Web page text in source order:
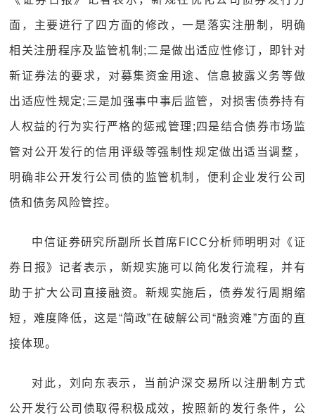
面，主要进行了四方面的修改，一是落实注册制，明确
相关注册程序及监管机制;二是做出适应性修订，即针对
新证券法的要求，对募集资金用途、信息披露义务等做
出适应性规定;三是加强事中事后监管，对损害债券持有
人权益的行为实行严格的惩戒管理;四是结合债券市场监
管对公开发行的信用评级等强制性规定做出适当调整，
明确非公开发行公司债的监管机制，便利企业发行公司
债和债务风险管控。
中信证券研究所副所长首席FICC分析师明明对《证
券日报》记者表示，新规实施可以简化发行流程，并有
助于扩大公司直接融资。新规实施后，债券发行周期缩
短，难度降低，这是“简政”在破解公司“融资难”方面的直
接体现。
对此，刘向东表示，当前沪深交易所以注册制方式
公开发行公司债取得积极成效，按照新的发行条件，公